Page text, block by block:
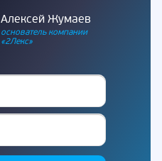
Алексей Жумаев
основатель компании
«2Лекс»